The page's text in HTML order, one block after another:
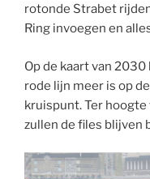
rotonde Strabet
Ring invoegen en
Op de kaart van
rode lijn meer is op
kruispunt. Ter
zullen de files blijven